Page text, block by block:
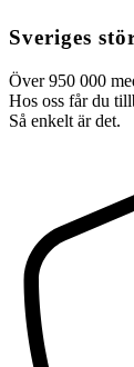
Sveriges
Över 950 000
Hos oss får du
Så enkelt är det.